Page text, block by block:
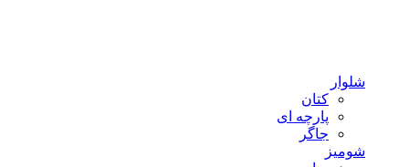
شلوار
کتان
پارچه ای
جاگر
شومیز